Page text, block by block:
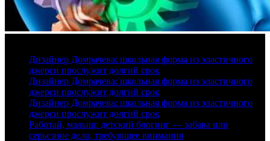
Дизайнер Домрачева: школьная форма из эластичного
джерси прослужит долгий срок
Дизайнер Домрачева: школьная форма из эластичного
джерси прослужит долгий срок
Дизайнер Домрачева: школьная форма из эластичного
джерси прослужит долгий срок
Работай, малыш: детский блогинг — забава или
серьезное дело, требующее внимания